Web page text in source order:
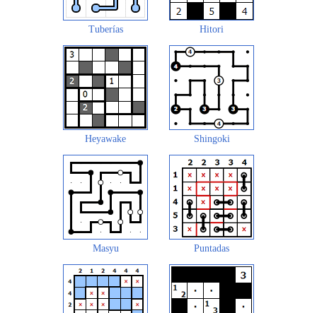
Tuberías Hitori
Heyawake Shingoki
Masyu Puntadas